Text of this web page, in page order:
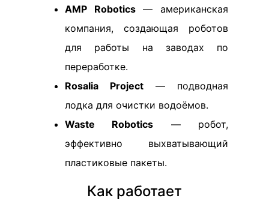
AMP Robotics— американская
компания, создающая роботов
для работы на заводах по
переработке.
Rosalia Project — подводная
лодка для очистки водоёмов.
Waste Robotics — робот,
эффективно выхватывающий
пластиковые пакеты.
Как работает